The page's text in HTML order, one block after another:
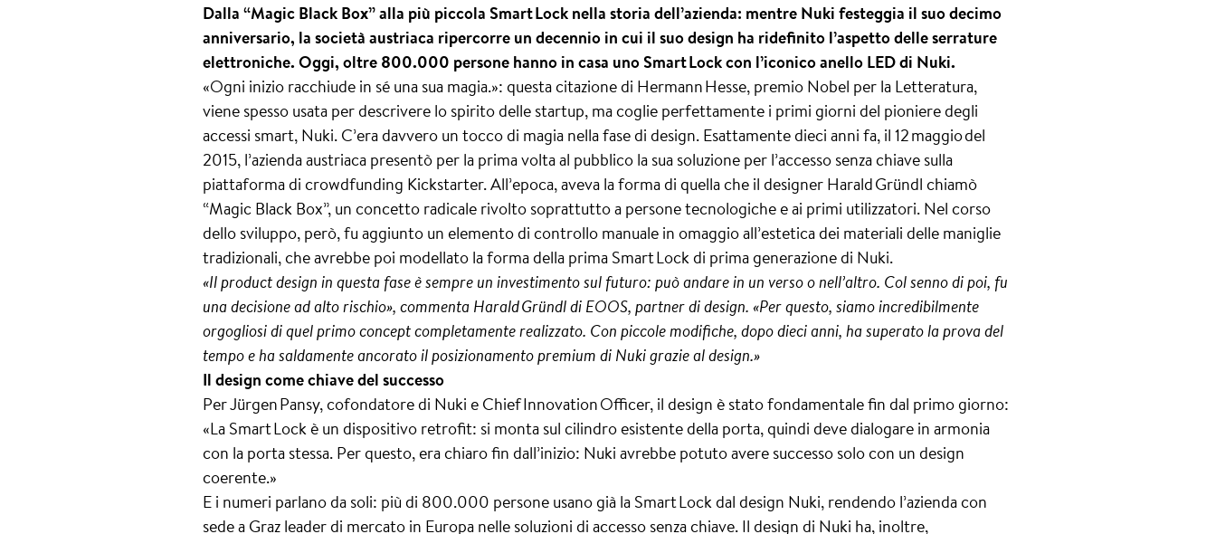
Dalla “Magic Black Box” alla più piccola Smart Lock nella storia dell’azienda: mentre Nuki festeggia il suo decimo
anniversario, la società austriaca ripercorre un decennio in cui il suo design ha ridefinito l’aspetto delle serrature
elettroniche. Oggi, oltre 800.000 persone hanno in casa uno Smart Lock con l’iconico anello LED di Nuki.
«Ogni inizio racchiude in sé una sua magia.»: questa citazione di Hermann Hesse, premio Nobel per la Letteratura,
viene spesso usata per descrivere lo spirito delle startup, ma coglie perfettamente i primi giorni del pioniere degli
accessi smart, Nuki. C’era davvero un tocco di magia nella fase di design. Esattamente dieci anni fa, il 12 maggio del
2015, l’azienda austriaca presentò per la prima volta al pubblico la sua soluzione per l’accesso senza chiave sulla
piattaforma di crowdfunding Kickstarter. All’epoca, aveva la forma di quella che il designer Harald Gründl chiamò
“Magic Black Box”, un concetto radicale rivolto soprattutto a persone tecnologiche e ai primi utilizzatori. Nel corso
dello sviluppo, però, fu aggiunto un elemento di controllo manuale in omaggio all’estetica dei materiali delle maniglie
tradizionali, che avrebbe poi modellato la forma della prima Smart Lock di prima generazione di Nuki.
«Il product design in questa fase è sempre un investimento sul futuro: può andare in un verso o nell’altro. Col senno di poi, fu
una decisione ad alto rischio», commenta Harald Gründl di EOOS, partner di design. «Per questo, siamo incredibilmente
orgogliosi di quel primo concept completamente realizzato. Con piccole modifiche, dopo dieci anni, ha superato la prova del
tempo e ha saldamente ancorato il posizionamento premium di Nuki grazie al design.»
Il design come chiave del successo
Per Jürgen Pansy, cofondatore di Nuki e Chief Innovation Officer, il design è stato fondamentale fin dal primo giorno:
«La Smart Lock è un dispositivo retrofit: si monta sul cilindro esistente della porta, quindi deve dialogare in armonia
con la porta stessa. Per questo, era chiaro fin dall’inizio: Nuki avrebbe potuto avere successo solo con un design
coerente.»
E i numeri parlano da soli: più di 800.000 persone usano già la Smart Lock dal design Nuki, rendendo l’azienda con
sede a Graz leader di mercato in Europa nelle soluzioni di accesso senza chiave. Il design di Nuki ha, inoltre,